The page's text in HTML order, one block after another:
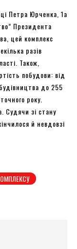
Петра Юрченка, 1а
Президента
цей комплекс
разів
Також,
побудови: від
до 255
року.
Судячи зі стану
й невдовзі